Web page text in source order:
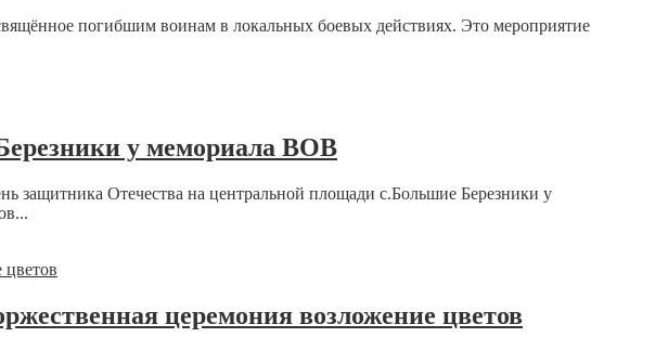
погибшим воинам в локальных боевых действиях. Это мероприятие
у мемориала ВОВ
защитника Отечества на центральной площади с.Большие Березники у
церемония возложение цветов